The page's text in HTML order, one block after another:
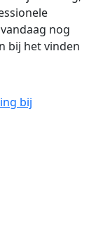
nog
bij het vinden
bij